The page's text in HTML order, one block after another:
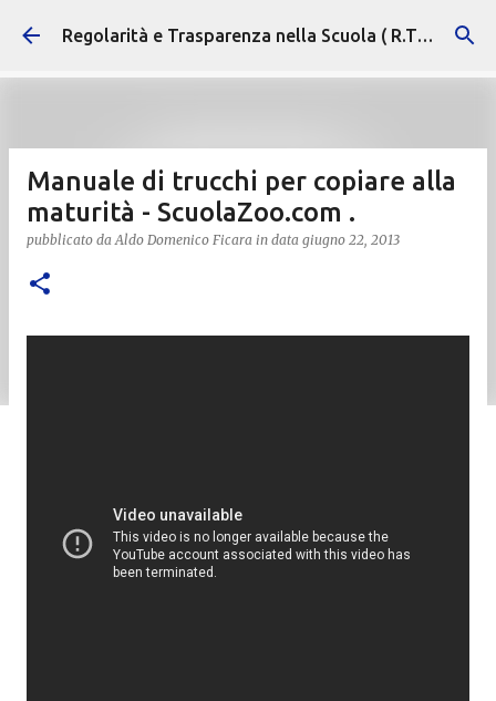
Passa ai contenuti principali Regolarità e Trasparenza nella Scuola ( R.T.S. )
Manuale di trucchi per copiare alla
maturità - ScuolaZoo.com .
pubblicato daAldo Domenico Ficara in data giugno 22, 2013